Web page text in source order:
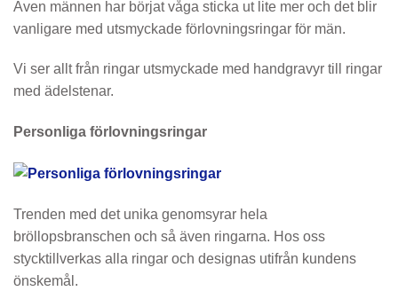
Även männen har börjat våga sticka ut lite mer och det blir
vanligare med utsmyckade förlovningsringar för män.
Vi ser allt från ringar utsmyckade med handgravyr till ringar
med ädelstenar.
Personliga förlovningsringar
Trenden med det unika genomsyrar hela
bröllopsbranschen och så även ringarna. Hos oss
stycktillverkas alla ringar och designas utifrån kundens
önskemål.